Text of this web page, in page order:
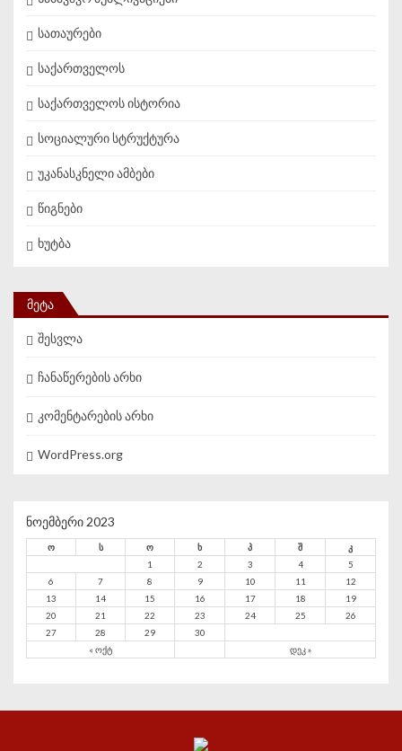
სათაურები
საქართველოს
საქართველოს ისტორია
სოციალური სტრუქტურა
უკანასკნელი ამბები
წიგნები
ხუტბა
ᲛᲔᲢᲐ
შესვლა
ჩანაწერების არხი
კომენტარების არხი
WordPress.org
ნოემბერი 2023
ო ს ო ხ პ შ კ
« ოქტ დეკ »
1 2 3 4
5
6
7 8 9 10 11
12
13
14 15 16 17 18
19
20
21 22 23 24 25
26
27
28 29 30